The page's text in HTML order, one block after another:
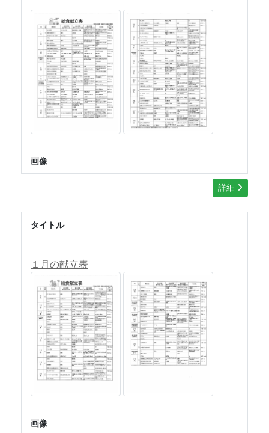
画像
詳細
タイトル
１月の献立表
画像